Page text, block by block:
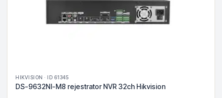
HIKVISION · ID 61345
DS-9632NI-M8 rejestrator NVR 32ch Hikvision